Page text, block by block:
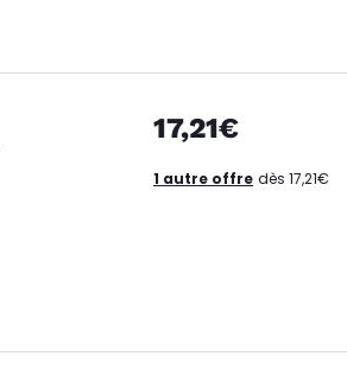
17,21€
1 autre offre dès 17,21€